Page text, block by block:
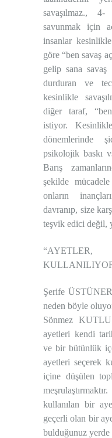
savaşılmaz., 4-
savunmak için
insanlar
göre “ben savaş
gelip sana savaş
durduran ve
kesinlikle
diğer taraf,
istiyor.
dönemlerinde
psikolojik baskı
Barış
şekilde
onların
davranıp, size
teşvik edici değil,
Şerife
neden böyle
Sönmez
ayetleri kendi
ve bir bütünlük
ayetleri seçerek
içine düşülen
kullanılan bir
geçerli olan bir
bulduğunuz